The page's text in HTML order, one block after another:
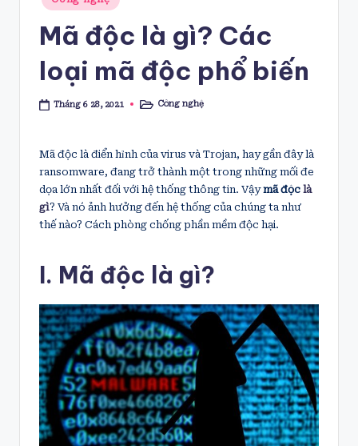
in
Mã độc là gì? Các
loại mã độc phổ biến
Tháng 6 28, 2021
PostedCông nghệ
Mã độc là điển hỉnh của virus và Trojan, hay gần đây là
ransomware, đang trở thành một trong những mối đe
dọa lớn nhất đối với hệ thống thông tin. Vậymã độc là
gì? Và nó ảnh hưởng đến hệ thống của chúng ta như
thế nào? Cách phòng chống phần mềm độc hại.
I. Mã độc là gì?